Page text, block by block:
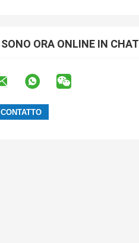
SONO ORA ONLINE IN CHAT